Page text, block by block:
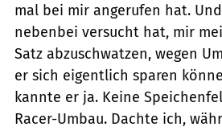
mal bei mir angerufen hat.
nebenbei versucht hat, mir
Satz abzuschwatzen, wegen
er sich eigentlich sparen
kannte er ja. Keine
Racer-Umbau. Dachte ich,